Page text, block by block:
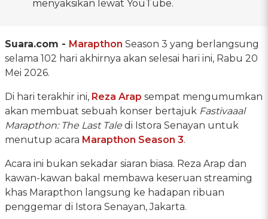
menyaksikan lewat YouTube.
Suara.com - Marapthon Season 3 yang berlangsung
selama 102 hari akhirnya akan selesai hari ini, Rabu 20
Mei 2026.
Di hari terakhir ini, Reza Arap sempat mengumumkan
akan membuat sebuah konser bertajuk Fastivaaal
Marapthon: The Last Tale di Istora Senayan untuk
menutup acara Marapthon Season 3.
Acara ini bukan sekadar siaran biasa. Reza Arap dan
kawan-kawan bakal membawa keseruan streaming
khas Marapthon langsung ke hadapan ribuan
penggemar di Istora Senayan, Jakarta.